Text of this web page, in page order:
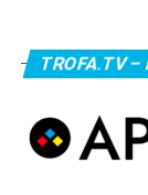
TROFA.TV –